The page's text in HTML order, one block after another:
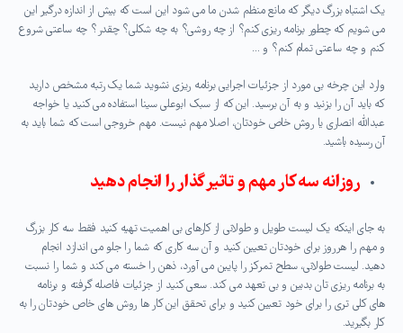
یک اشتباه بزرگ دیگر که مانع منظم شدن ما می شود این است که بیش از اندازه درگیر این
می شویم که چطور برنامه ریزی کنم؟ از چه روشی؟ به چه شکلی؟ چقدر؟ چه ساعتی شروع
کنم و چه ساعتی تمام کنم؟ و …
وارد این چرخه بی مورد از جزئیات اجرایی برنامه ریزی نشوید شما یک رتبه مشخص دارید
که باید آن را بزنید و به آن برسید. این که از سبک ابوعلی سینا استفاده می کنید یا خواجه
عبدالله انصاری یا روش خاص خودتان، اصلا مهم نیست. مهم خروجی است که شما باید به
آن رسیده باشید.
روزانه سه کار مهم و تاثیر گذار را انجام دهید
به جای اینکه یک لیست طویل و طولانی از کارهای بی اهمیت تهیه کنید فقط سه کار بزرگ
و مهم را هرروز برای خودتان تعیین کنید و آن سه کاری که شما را جلو می اندازد انجام
دهید. لیست طولانی، سطح تمرکز را پایین می آورد، ذهن را خسته می کند و شما را نسبت
به برنامه ریزی تان بدبین و بی تعهد می کند. سعی کنید از جزئیات فاصله گرفته و برنامه
های کلی تری را برای خود تعیین کنید و برای تحقق این کار ها روش های خاص خودتان را به
کار بگیرید.